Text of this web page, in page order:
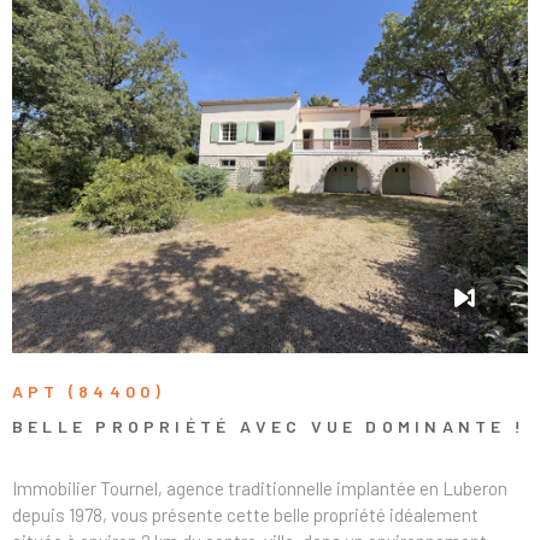
maison présente de nombreux avantages : Habitation
entièrement de plain-pied ; Situation privilégiée à quelques
minutes à pied du centre-ville par un accès en pente douce ;
Chauffage central par pompe à chaleur ; Cheminée ; Double
vitrage ; Volets roulants ; Terrain clos avec double accès ;
Nombreuses dépendances et fort potentiel d’aménagement. Un
bien rare offrant de multiples possibilités d’utilisation et
d’évolution. À découvrir rapidement !
APT (84400)
BELLE PROPRIÉTÉ AVEC VUE DOMINANTE !
Immobilier Tournel, agence traditionnelle implantée en Luberon
depuis 1978, vous présente cette belle propriété idéalement
VOIR LE BIEN